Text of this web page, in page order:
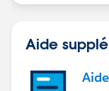
Aide